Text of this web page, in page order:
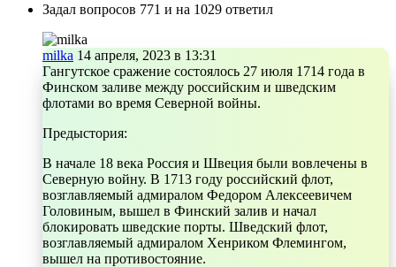
Задал вопросов 771 и на 1029 ответил
milka 14 апреля, 2023 в 13:31
Гангутское сражение состоялось 27 июля 1714 года в
Финском заливе между российским и шведским
флотами во время Северной войны.
Предыстория:
В начале 18 века Россия и Швеция были вовлечены в
Северную войну. В 1713 году российский флот,
возглавляемый адмиралом Федором Алексеевичем
Головиным, вышел в Финский залив и начал
блокировать шведские порты. Шведский флот,
возглавляемый адмиралом Хенриком Флемингом,
вышел на противостояние.